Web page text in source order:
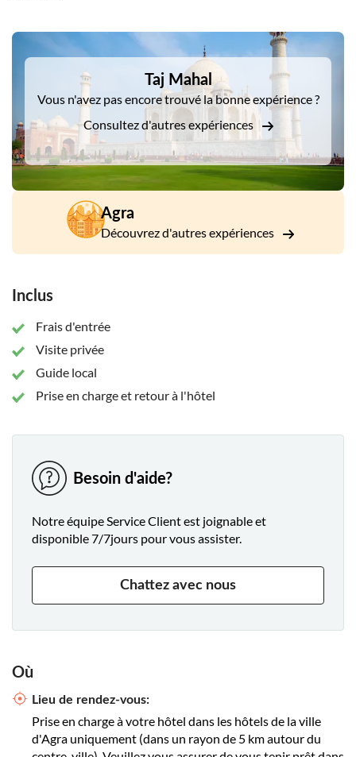
quatre jardins ».
La visite vous emmènera ensuite au fort d'Agra, le siège et la
forteresse de l'empire moghol pendant des générations
successives. C'était le siège de la domination et de
l'administration moghole et la structure actuelle doit ses
origines à Akbar qui a érigé les murs, les portes et les
premiers bâtiments sur les rives orientales de la rivière
Yamuna. L'empereur Shah Jahan a ajouté les appartements
impressionnants et la mosquée tandis qu'Aurangzeb a ajouté
les remparts extérieurs. Ici, vous pourrez terminer la visite en
visitant la salle des audiences publiques et ses pavillons
royaux.
DSA1Taj Mahal
Taj Mahal
Vous n'avez pas encore trouvé la bonne expérience ?
Consultez d'autres expériences
Agra
Découvrez d'autres expériences
Inclus
Frais d'entrée
Visite privée
Guide local
Prise en charge et retour à l'hôtel
Besoin d'aide?
Notre équipe Service Client est joignable et
disponible 7/7jours pour vous assister.
Chattez avec nous
Où
Lieu de rendez-vous:
Prise en charge à votre hôtel dans les hôtels de la ville
d'Agra uniquement (dans un rayon de 5 km autour du